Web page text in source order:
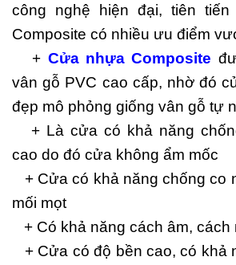
công nghệ hiện đại, tiên
Composite có nhiều ưu điểm
+ Cửa nhựa Composite
vân gỗ PVC cao cấp, nhờ đó
đẹp mô phỏng giống vân gỗ tự
+ Là cửa có khả năng
cao do đó cửa không ẩm mốc
+ Cửa có khả năng chống co
mối mọt
+ Có khả năng cách âm, cách
+ Cửa có độ bền cao, có khả